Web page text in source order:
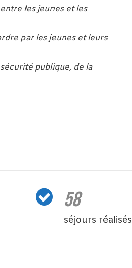
les jeunes et les
par les jeunes et leurs
publique, de la
58
séjours réalisés